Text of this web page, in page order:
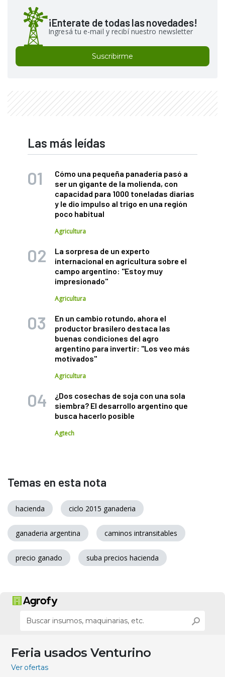
¡Enterate de todas las novedades!
Ingresá tu e-mail y recibí nuestro newsletter
Suscribirme
Las más leídas
Cómo una pequeña panadería pasó a
ser un gigante de la molienda, con
capacidad para 1000 toneladas diarias
y le dio impulso al trigo en una región
poco habitual
Agricultura
La sorpresa de un experto
internacional en agricultura sobre el
campo argentino: "Estoy muy
impresionado"
Agricultura
En un cambio rotundo, ahora el
productor brasilero destaca las
buenas condiciones del agro
argentino para invertir: "Los veo más
motivados"
Agricultura
¿Dos cosechas de soja con una sola
siembra? El desarrollo argentino que
busca hacerlo posible
Agtech
Temas en esta nota
hacienda ciclo 2015 ganaderia
ganaderia argentina caminos intransitables
precio ganado suba precios hacienda
Feria usados Venturino
Ver ofertas